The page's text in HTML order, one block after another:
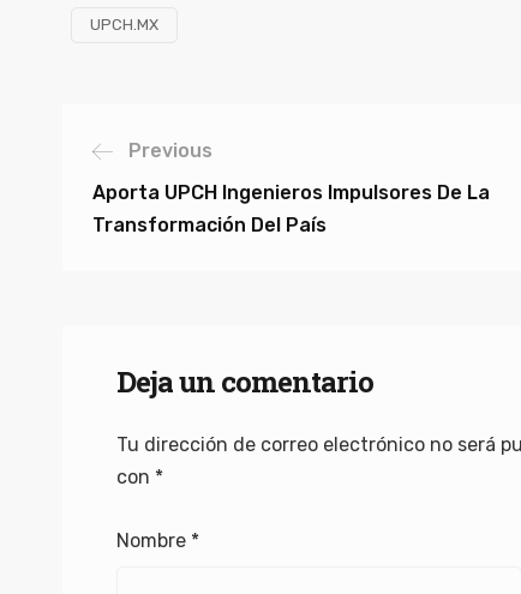
UPCH.MX
Previous
Aporta UPCH Ingenieros Impulsores De La
Transformación Del País
Deja un comentario
Tu dirección de correo electrónico no será
con *
Nombre *